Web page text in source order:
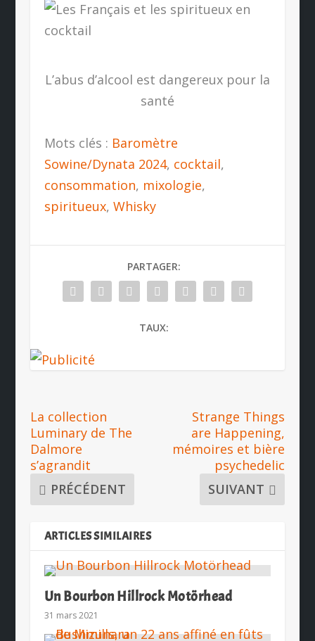
L’abus d’alcool est dangereux pour la
santé
Mots clés : Baromètre
Sowine/Dynata 2024, cocktail,
consommation, mixologie,
spiritueux, Whisky
PARTAGER:
TAUX:
La collection
Luminary de The
Dalmore
s’agrandit
PRÉCÉDENT
Strange Things
are Happening,
mémoires et bière
psychedelic
SUIVANT
ARTICLES SIMILAIRES
Un Bourbon Hillrock Motörhead
31 mars 2021